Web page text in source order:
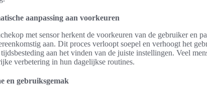
aanpassing aan voorkeuren
met sensor herkent de voorkeuren van de gebruiker en
aan. Dit proces verloopt soepel en verhoogt het
aan het vinden van de juiste instellingen. Veel
verbetering in hun dagelijkse routines.
en gebruiksgemak